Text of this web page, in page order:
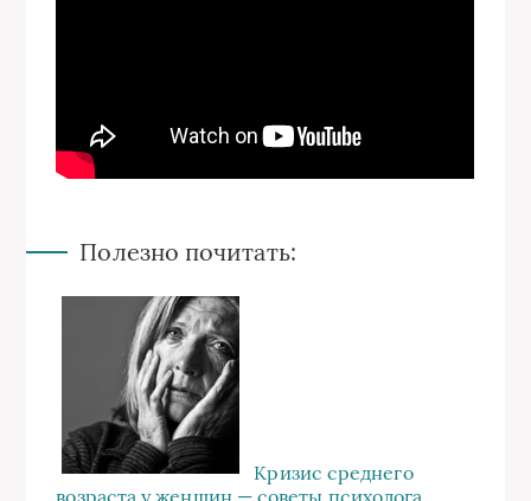
Полезно почитать:
Кризис среднего
возраста у женщин — советы психолога